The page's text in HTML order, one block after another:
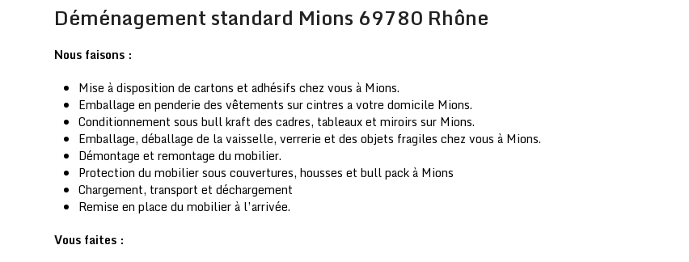
Déménagement standard Mions 69780 Rhône
Nous faisons :
Mise à disposition de cartons et adhésifs chez vous à Mions.
Emballage en penderie des vêtements sur cintres a votre domicile Mions.
Conditionnement sous bull kraft des cadres, tableaux et miroirs sur Mions.
Emballage, déballage de la vaisselle, verrerie et des objets fragiles chez vous à Mions.
Démontage et remontage du mobilier.
Protection du mobilier sous couvertures, housses et bull pack à Mions
Chargement, transport et déchargement
Remise en place du mobilier à l’arrivée.
Vous faites :